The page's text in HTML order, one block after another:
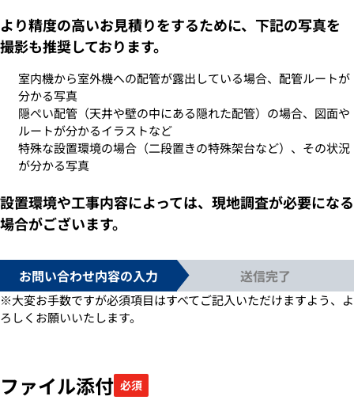
より精度の高いお見積りをするために、下記の写真を
撮影も推奨しております。
室内機から室外機への配管が露出している場合、配管ルートが
分かる写真
隠ぺい配管（天井や壁の中にある隠れた配管）の場合、図面や
ルートが分かるイラストなど
特殊な設置環境の場合（二段置きの特殊架台など）、その状況
が分かる写真
設置環境や工事内容によっては、現地調査が必要になる
場合がございます。
お問い合わせ内容の入力 送信完了
※大変お手数ですが必須項目はすべてご記入いただけますよう、よ
ろしくお願いいたします。
ファイル添付 必須